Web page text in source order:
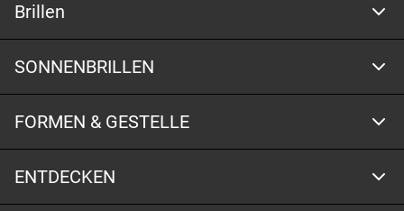
Brillen
SONNENBRILLEN
FORMEN & GESTELLE
ENTDECKEN